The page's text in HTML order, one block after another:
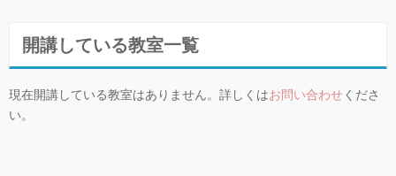
開講している教室一覧
現在開講している教室はありません。詳しくはお問い合わせくださ
い。